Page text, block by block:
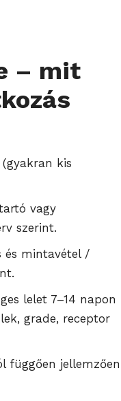
– mit
(gyakran kis
vagy
szerint.
és mintavétel /
lelet 7–14 napon
grade, receptor
függően jellemzően